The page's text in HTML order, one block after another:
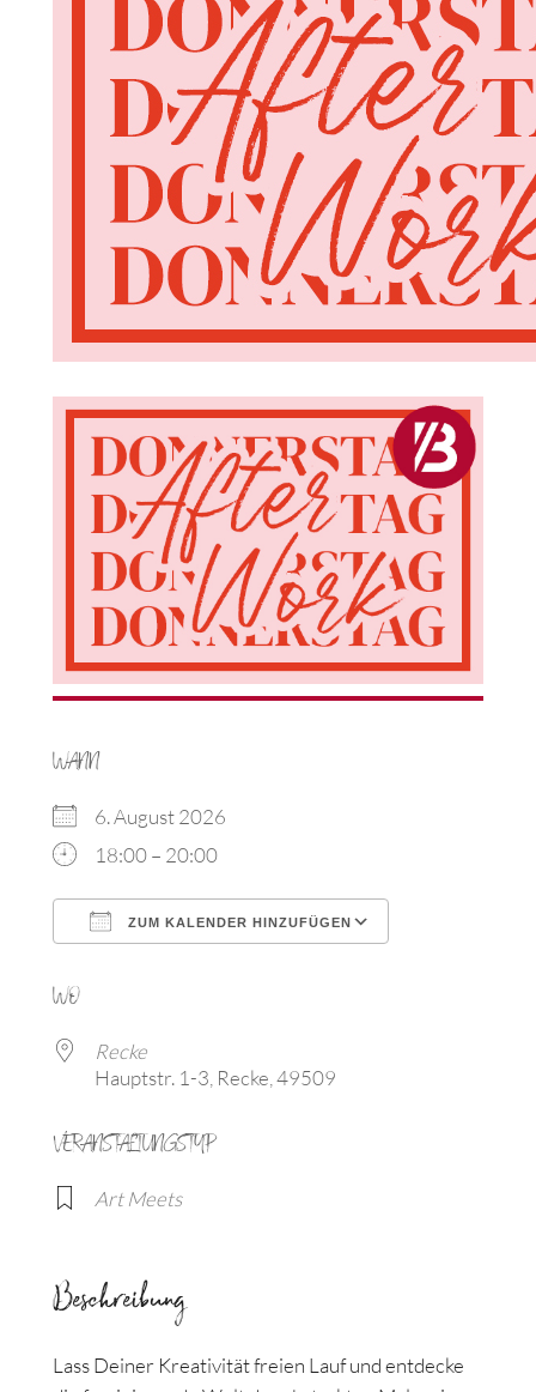
WANN
6. August 2026
18:00 – 20:00
ZUM KALENDER HINZUFÜGEN
WO
Recke
Hauptstr. 1-3, Recke, 49509
VERANSTALTUNGSTYP
Art Meets
Beschreibung
Lass Deiner Kreativität freien Lauf und entdecke